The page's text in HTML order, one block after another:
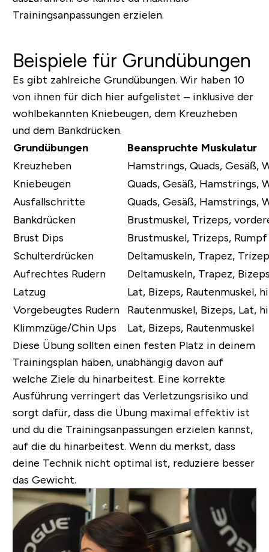
Trainingsanpassungen erzielen.
Beispiele für Grundübungen
Es gibt zahlreiche Grundübungen. Wir haben 10
von ihnen für dich hier aufgelistet – inklusive der
wohlbekannten Kniebeugen, dem Kreuzheben
und dem Bankdrücken.
Grundübungen
Beanspruchte Muskulatur
Kreuzheben
Hamstrings, Quads, Gesäß,
Kniebeugen
Quads, Gesäß, Hamstrings,
Ausfallschritte
Quads, Gesäß, Hamstrings,
Bankdrücken
Brustmuskel, Trizeps,
Brust Dips
Brustmuskel, Trizeps, Rumpf
Schulterdrücken
Deltamuskeln, Trapez,
Aufrechtes Rudern
Deltamuskeln, Trapez,
Latzug
Lat, Bizeps, Rautenmuskel,
Vorgebeugtes Rudern
Rautenmuskel, Bizeps, Lat,
Klimmzüge/Chin Ups
Lat, Bizeps, Rautenmuskel
Diese Übung sollten einen festen Platz in deinem
Trainingsplan haben, unabhängig davon auf
welche Ziele du hinarbeitest. Eine korrekte
Ausführung verringert das Verletzungsrisiko und
sorgt dafür, dass die Übung maximal effektiv ist
und du die Trainingsanpassungen erzielen kannst,
auf die du hinarbeitest. Wenn du merkst, dass
deine Technik nicht optimal ist, reduziere besser
das Gewicht.